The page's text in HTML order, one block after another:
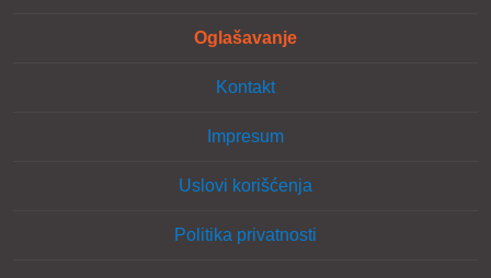
Oglašavanje
Kontakt
Impresum
Uslovi korišćenja
Politika privatnosti